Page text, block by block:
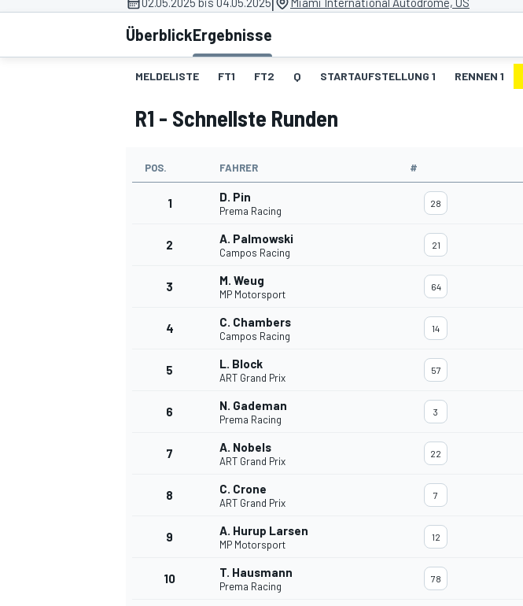
ÜberblickErgebnisse
MELDELISTE FT1 FT2 Q STARTAUFSTELLUNG 1 RENNEN 1
R1 - Schnellste Runden
POS. FAHRER #
1 D. Pin
Prema Racing
28
2 A. Palmowski
Campos Racing
21
3 M. Weug
MP Motorsport
64
4 C. Chambers
Campos Racing
14
5 L. Block
ART Grand Prix
57
6 N. Gademan
Prema Racing
3
7 A. Nobels
ART Grand Prix
22
8 C. Crone
ART Grand Prix
7
9 A. Hurup Larsen
MP Motorsport
12
10 T. Hausmann
Prema Racing
78